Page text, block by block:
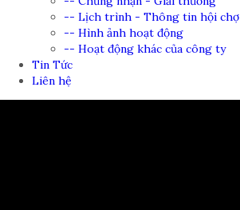
-- Lịch trình - Thông tin hội chợ
-- Hình ảnh hoạt động
-- Hoạt động khác của công ty
Tin Tức
Liên hệ